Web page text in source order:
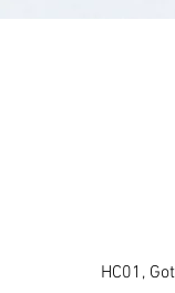
HC01,